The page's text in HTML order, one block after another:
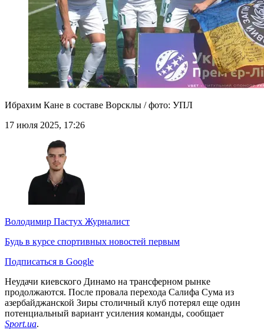
Ибрахим Кане в составе Ворсклы / фото: УПЛ
17 июля 2025, 17:26
Володимир Пастух Журналист
Будь в курсе спортивных новостей первым
Подписаться в Google
Неудачи киевского Динамо на трансферном рынке
продолжаются. После провала перехода Салифа Сума из
азербайджанской Зиры столичный клуб потерял еще один
потенциальный вариант усиления команды, сообщает
Sport.ua.